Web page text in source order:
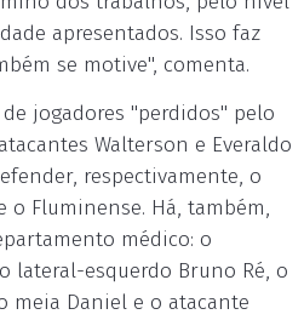
apresentados. Isso faz
se motive", comenta.
jogadores "perdidos" pelo
Walterson e Everaldo
respectivamente, o
o Fluminense. Há, também,
médico: o
lateral-esquerdo Bruno Ré, o
meia Daniel e o atacante